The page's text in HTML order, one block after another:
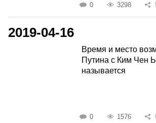
0 3298
2019-04-16
Время и место
Путина с Ким Чен
называется
0 1576